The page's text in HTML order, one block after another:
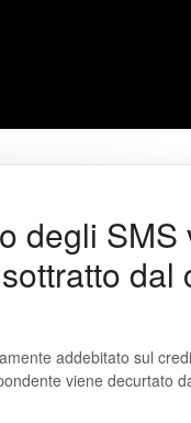
degli SMS
dal
addebitato sul
viene decurtato